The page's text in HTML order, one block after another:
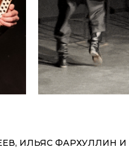
ИЛЬЯС ФАРХУЛЛИН И